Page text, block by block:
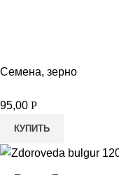
Семена, зерно
95,00 Р
КУПИТЬ